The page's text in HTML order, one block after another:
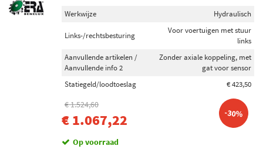
Werkwijze Hydraulisch
Links-/rechtsbesturing
Voor voertuigen met stuur
links
Aanvullende artikelen /
Aanvullende info 2
Zonder axiale koppeling, met
gat voor sensor
Statiegeld/loodtoeslag
€ 423,50
€ 1.524,60
€ 1.067,22 -30%
Op voorraad